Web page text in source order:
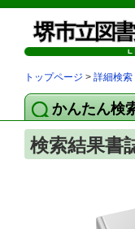
トップページ > 詳細検索
かんたん検
検索結果書